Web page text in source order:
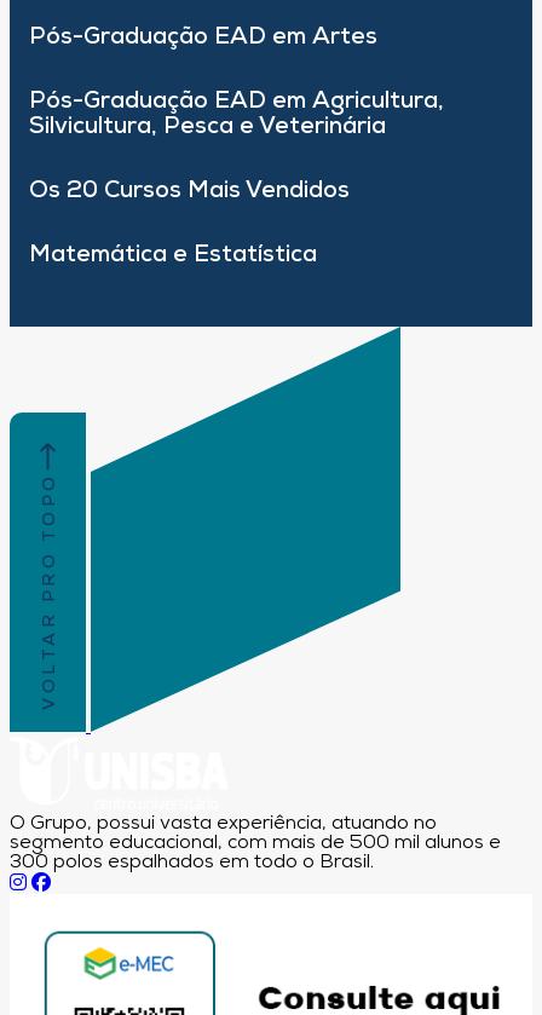
Pós-Graduação EAD em Artes
Pós-Graduação EAD em Agricultura,
Silvicultura, Pesca e Veterinária
Os 20 Cursos Mais Vendidos
Matemática e Estatística
VOLTAR PRO TOPO
O Grupo, possui vasta experiência, atuando no
segmento educacional, com mais de 500 mil alunos e
300 polos espalhados em todo o Brasil.